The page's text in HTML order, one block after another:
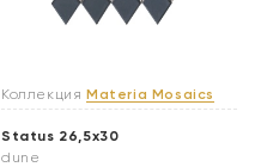
Коллекция Materia Mosaics
Status 26,5x30
dune